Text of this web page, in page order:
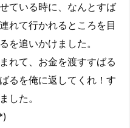
ている時に、なんとすば
れて行かれるところを目
を追いかけました。
れて、お金を渡すすばる
るを俺に返してくれ！す
した。